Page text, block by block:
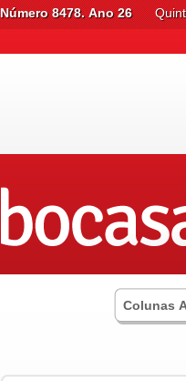
Número 8478. Ano 26
Colunas